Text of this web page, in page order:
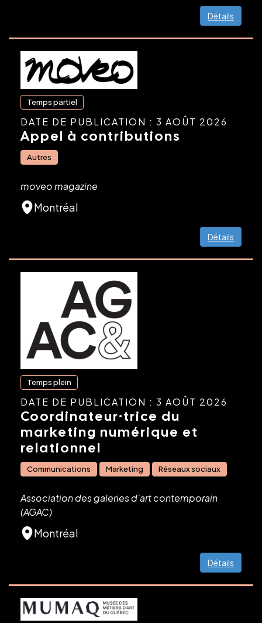
Détails
Temps partiel
DATE DE PUBLICATION : 3 AOÛT 2026
Appel à contributions
Autres
moveo magazine
Montréal
Détails
Temps plein
DATE DE PUBLICATION : 3 AOÛT 2026
Coordinateur·trice du
marketing numérique et
relationnel
Communications Marketing Réseaux sociaux
Association des galeries d'art contemporain
(AGAC)
Montréal
Détails